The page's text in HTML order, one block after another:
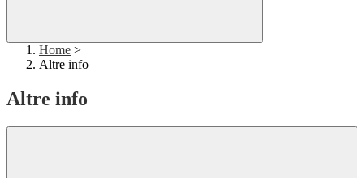
Home >
Altre info
Altre info